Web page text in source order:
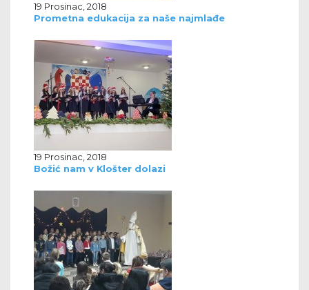
19 Prosinac, 2018
Prometna edukacija za naše najmlađe
19 Prosinac, 2018
Božić nam v Klošter dolazi